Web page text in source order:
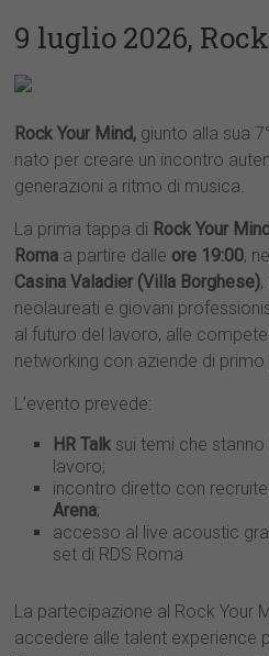
9 luglio 2026,
Rock Your Mind, giunto alla sua
nato per creare un incontro
generazioni a ritmo di musica.
La prima tappa di Rock Your
Roma a partire dalle ore 19:00,
Casina Valadier (Villa Borghese)
neolaureati e giovani
al futuro del lavoro, alle
networking con aziende di primo
L’evento prevede:
HR Talk sui temi che
lavoro;
incontro diretto con
Arena;
accesso al live acoustic
set di RDS Roma
La partecipazione al Rock Your
accedere alle talent experience